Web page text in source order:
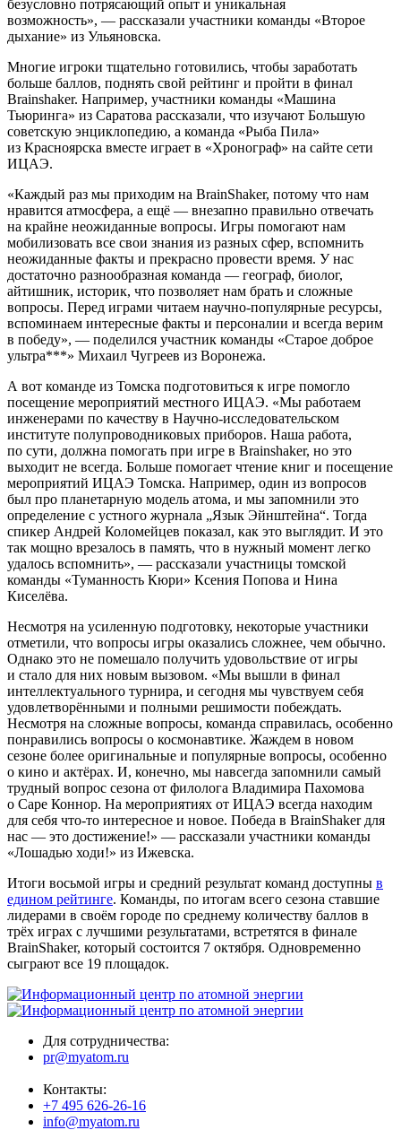
безусловно потрясающий опыт и уникальная
возможность», — рассказали участники команды «Второе
дыхание» из Ульяновска.
Многие игроки тщательно готовились, чтобы заработать
больше баллов, поднять свой рейтинг и пройти в финал
Brainshaker. Например, участники команды «Машина
Тьюринга» из Саратова рассказали, что изучают Большую
советскую энциклопедию, а команда «Рыба Пила»
из Красноярска вместе играет в «Хронограф» на сайте сети
ИЦАЭ.
«Каждый раз мы приходим на BrainShaker, потому что нам
нравится атмосфера, а ещё — внезапно правильно отвечать
на крайне неожиданные вопросы. Игры помогают нам
мобилизовать все свои знания из разных сфер, вспомнить
неожиданные факты и прекрасно провести время. У нас
достаточно разнообразная команда — географ, биолог,
айтишник, историк, что позволяет нам брать и сложные
вопросы. Перед играми читаем научно-популярные ресурсы,
вспоминаем интересные факты и персоналии и всегда верим
в победу», — поделился участник команды «Старое доброе
ультра***» Михаил Чугреев из Воронежа.
А вот команде из Томска подготовиться к игре помогло
посещение мероприятий местного ИЦАЭ. «Мы работаем
инженерами по качеству в Научно-исследовательском
институте полупроводниковых приборов. Наша работа,
по сути, должна помогать при игре в Brainshaker, но это
выходит не всегда. Больше помогает чтение книг и посещение
мероприятий ИЦАЭ Томска. Например, один из вопросов
был про планетарную модель атома, и мы запомнили это
определение с устного журнала „Язык Эйнштейна“. Тогда
спикер Андрей Коломейцев показал, как это выглядит. И это
так мощно врезалось в память, что в нужный момент легко
удалось вспомнить», — рассказали участницы томской
команды «Туманность Кюри» Ксения Попова и Нина
Киселёва.
Несмотря на усиленную подготовку, некоторые участники
отметили, что вопросы игры оказались сложнее, чем обычно.
Однако это не помешало получить удовольствие от игры
и стало для них новым вызовом. «Мы вышли в финал
интеллектуального турнира, и сегодня мы чувствуем себя
удовлетворёнными и полными решимости побеждать.
Несмотря на сложные вопросы, команда справилась, особенно
понравились вопросы о космонавтике. Жаждем в новом
сезоне более оригинальные и популярные вопросы, особенно
о кино и актёрах. И, конечно, мы навсегда запомнили самый
трудный вопрос сезона от филолога Владимира Пахомова
о Саре Коннор. На мероприятиях от ИЦАЭ всегда находим
для себя что-то интересное и новое. Победа в BrainShaker для
нас — это достижение!» — рассказали участники команды
«Лошадью ходи!» из Ижевска.
Итоги восьмой игры и средний результат команд доступны в
едином рейтинге. Команды, по итогам всего сезона ставшие
лидерами в своём городе по среднему количеству баллов в
трёх играх с лучшими результатами, встретятся в финале
BrainShaker, который состоится 7 октября. Одновременно
сыграют все 19 площадок.
Для сотрудничества:
pr@myatom.ru
Контакты:
+7 495 626-26-16
info@myatom.ru